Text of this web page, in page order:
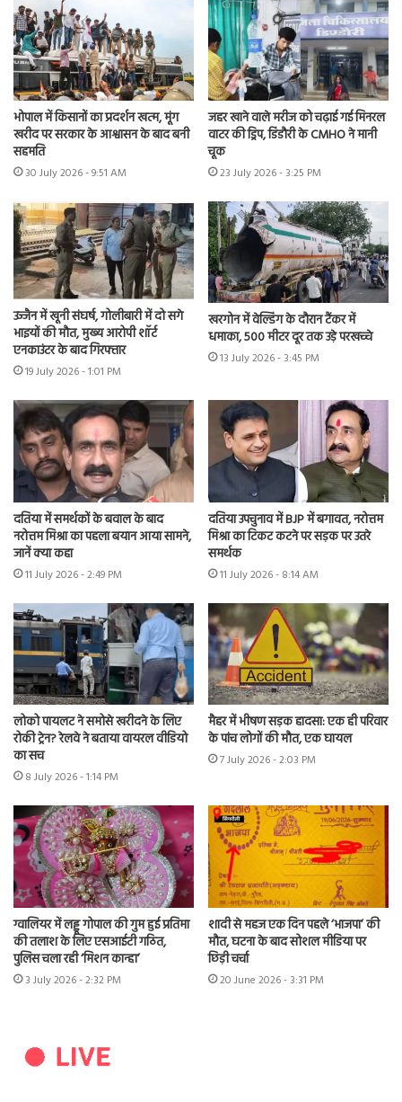
भोपाल में किसानों का प्रदर्शन खत्म, मूंग
खरीद पर सरकार के आश्वासन के बाद बनी
सहमति
30 July 2026 - 9:51 AM
जहर खाने वाले मरीज को चढ़ाई गई मिनरल
वाटर की ड्रिप, डिंडौरी के CMHO ने मानी
चूक
23 July 2026 - 3:25 PM
उज्जैन में खूनी संघर्ष, गोलीबारी में दो सगे
भाइयों की मौत, मुख्य आरोपी शॉर्ट
एनकाउंटर के बाद गिरफ्तार
19 July 2026 - 1:01 PM
खरगोन में वेल्डिंग के दौरान टैंकर में
धमाका, 500 मीटर दूर तक उड़े परखच्चे
13 July 2026 - 3:45 PM
दतिया में समर्थकों के बवाल के बाद
नरोत्तम मिश्रा का पहला बयान आया सामने,
जानें क्या कहा
11 July 2026 - 2:49 PM
दतिया उपचुनाव में BJP में बगावत, नरोत्तम
मिश्रा का टिकट कटने पर सड़क पर उतरे
समर्थक
11 July 2026 - 8:14 AM
लोको पायलट ने समोसे खरीदने के लिए
रोकी ट्रेन? रेलवे ने बताया वायरल वीडियो
का सच
8 July 2026 - 1:14 PM
मैहर में भीषण सड़क हादसा: एक ही परिवार
के पांच लोगों की मौत, एक घायल
7 July 2026 - 2:03 PM
ग्वालियर में लड्डू गोपाल की गुम हुई प्रतिमा
की तलाश के लिए एसआईटी गठित,
पुलिस चला रही ‘मिशन कान्हा’
3 July 2026 - 2:32 PM
शादी से महज एक दिन पहले ‘भाजपा’ की
मौत, घटना के बाद सोशल मीडिया पर
छिड़ी चर्चा
20 June 2026 - 3:31 PM